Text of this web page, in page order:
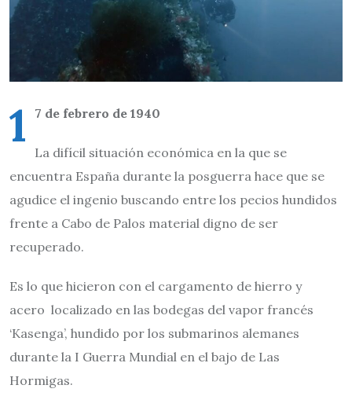
1 7 de febrero de 1940
La difícil situación económica en la que se
encuentra España durante la posguerra hace que se
agudice el ingenio buscando entre los pecios hundidos
frente a Cabo de Palos material digno de ser
recuperado.
Es lo que hicieron con el cargamento de hierro y
acero localizado en las bodegas del vapor francés
‘Kasenga’, hundido por los submarinos alemanes
durante la I Guerra Mundial en el bajo de Las
Hormigas.